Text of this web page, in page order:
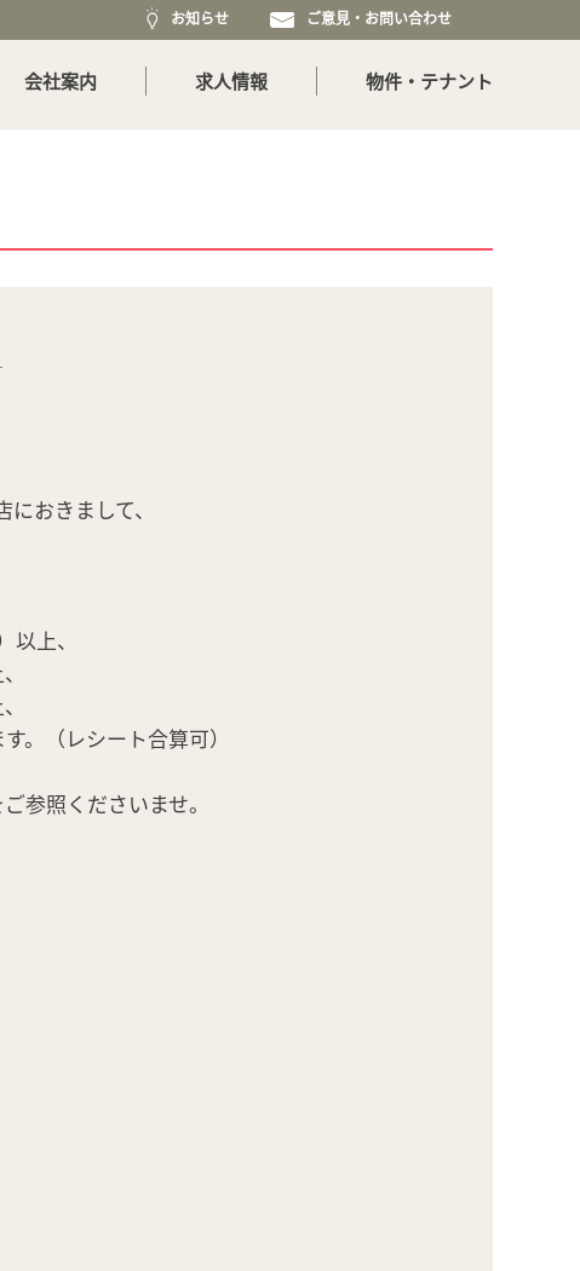
お知らせ ご意見・お問い合わせ
会社案内 求人情報 物件・テナント
おきまして、
上、
。（レシート合算可）
参照くださいませ。